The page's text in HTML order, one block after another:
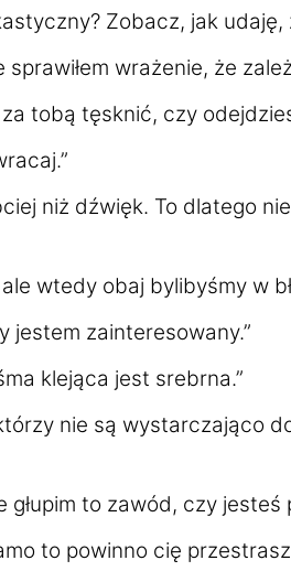
Zobacz, jak udaję,
sprawiłem wrażenie, że
tobą tęsknić, czy
niż dźwięk. To dlatego
wtedy obaj bylibyśmy w
jestem zainteresowany.”
klejąca jest srebrna.”
nie są wystarczająco
głupim to zawód, czy
to powinno cię